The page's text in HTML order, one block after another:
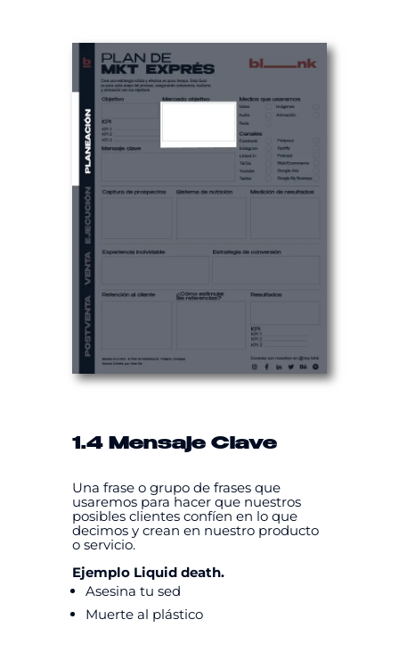
1.4 Mensaje Clave
Una frase o grupo de frases que
usaremos para hacer que nuestros
posibles clientes confíen en lo que
decimos y crean en nuestro producto
o servicio.
Ejemplo Liquid death.
Asesina tu sed
Muerte al plástico